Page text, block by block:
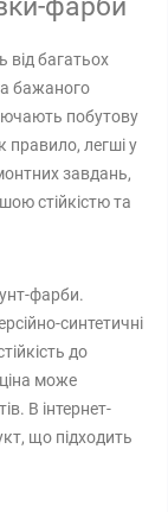
фарби
від багатьох
бажаного
побутову
правило, легші у
завдань,
стійкістю та
фарби.
синтетичні
до
може
В інтернет-
що підходить